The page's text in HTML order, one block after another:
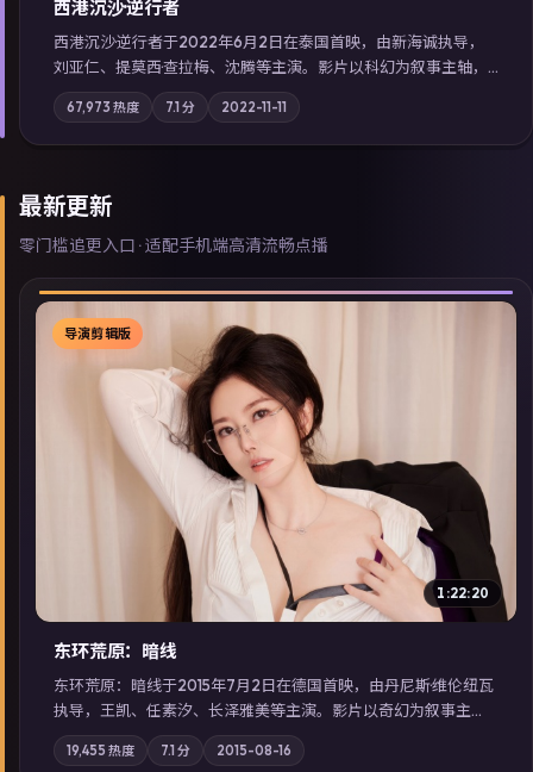
西港沉沙·逆行者
西港沉沙·逆行者于2022年6月2日在泰国首映，由新海诚执导，
刘亚仁、提莫西·查拉梅、沈腾等主演。影片以科幻为叙事主轴，
失踪人口档案牵出跨国灰色产业链；摄影与配乐强化地域气质；
站内亦可通过「国产免费观看高清电视剧在线看」延展检索同类
型高分佳作，畅享高清在线追剧体验。
67,973 热度 7.1分 2022-11-11
最新更新
零门槛追更入口 · 适配手机端高清流畅点播
▶
导演剪辑版
1:22:20
东环荒原：暗线
东环荒原：暗线于2015年7月2日在德国首映，由丹尼斯·维伦纽瓦
执导，王凯、任素汐、长泽雅美等主演。影片以奇幻为叙事主
轴，边境小镇的平静被一封匿名信彻底打破；摄影与配乐强化地
域气质；站内亦可通过「国产免费观看高清电视剧在线看」延展
19,455 热度 7.1 分 2015-08-16